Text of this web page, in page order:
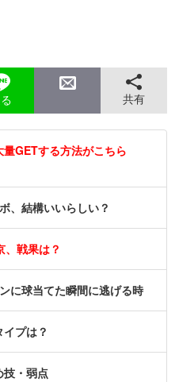
共有
量GETする方法がこちら
、結構いいらしい？
、戦果は？
に球当てた瞬間に逃げる時
プは？
技・弱点